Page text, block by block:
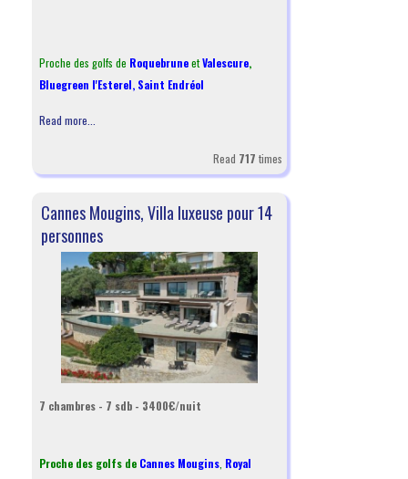
Proche des golfs de RoquebruneetValescure,
Bluegreen l'Esterel, Saint Endréol
Read more...
Read 717 times
Cannes Mougins, Villa luxeuse pour 14
personnes
7 chambres - 7 sdb - 3400€/nuit
Proche des golfs de Cannes Mougins, Royal